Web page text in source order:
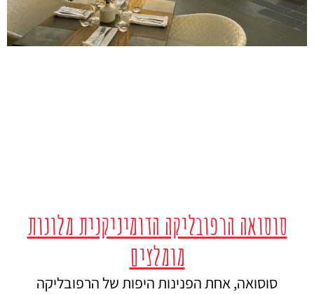
סוסואה הרפובליקה הדומיניקנית מלונות
מומלצים
סוסואה, אחת הפנינות היפות של הרפובליקה